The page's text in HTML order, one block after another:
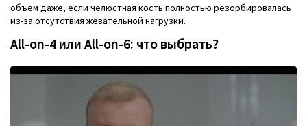
объем даже, если челюстная кость полностью резорбировалась
из-за отсутствия жевательной нагрузки.
All-on-4 или All-on-6: что выбрать?